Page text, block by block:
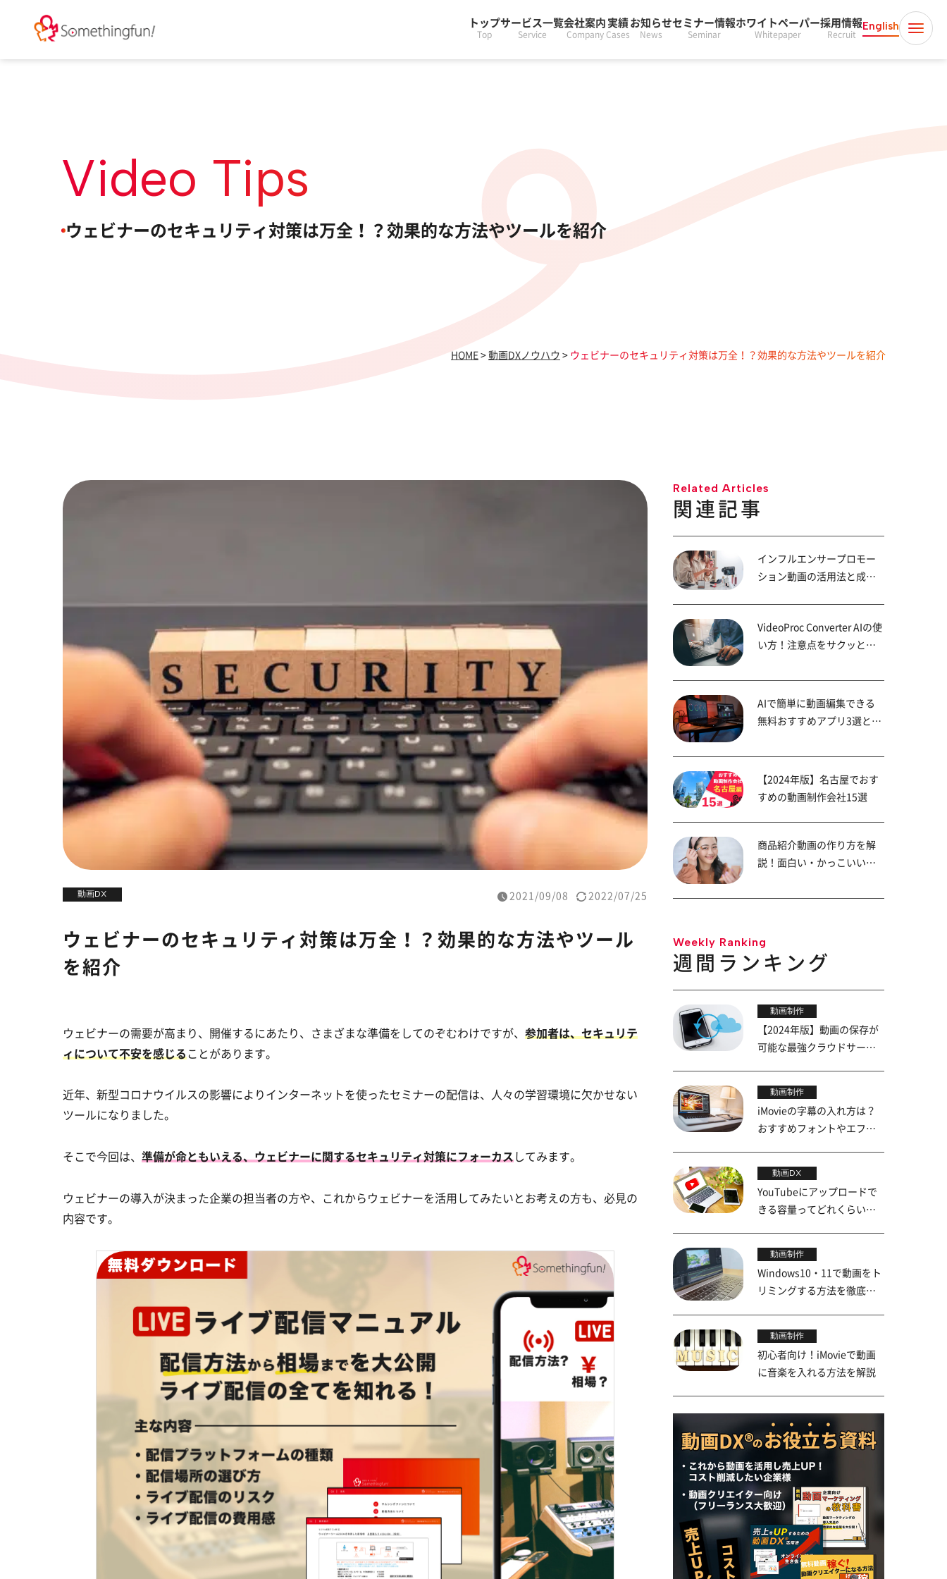
トップ
Top
サービス一覧
Service
会社案内
Company
実績
Cases
お知らせ
News
セミナー情報
Seminar
ホワイトペーパー
Whitepaper
採用情報
Recruit
English
Video Tips
ウェビナーのセキュリティ対策は万全！？効果的な方法やツールを紹介
HOME > 動画DXノウハウ > ウェビナーのセキュリティ対策は万全！？効果的な方法やツールを紹介
動画DX 2021/09/08 2022/07/25
ウェビナーのセキュリティ対策は万全！？効果的な方法やツール
を紹介
ウェビナーの需要が高まり、開催するにあたり、さまざまな準備をしてのぞむわけですが、 参加者は、セキュリテ
ィについて不安を感じることがあります。
近年、新型コロナウイルスの影響によりインターネットを使ったセミナーの配信は、人々の学習環境に欠かせない
ツールになりました。
そこで今回は、 準備が命ともいえる、ウェビナーに関するセキュリティ対策にフォーカスしてみます。
ウェビナーの導入が決まった企業の担当者の方や、これからウェビナーを活用してみたいとお考えの方も、必見の
内容です。
Related Articles
関連記事
インフルエンサープロモー
ション動画の活用法と成功
VideoProc Converter AIの使
い方！注意点をサクッと解
AIで簡単に動画編集できる
無料おすすめアプリ3選と始
【2024年版】名古屋でおす
すめの動画制作会社15選
商品紹介動画の作り方を解
説！面白い・かっこいい事
Weekly Ranking
週間ランキング
動画制作
【2024年版】動画の保存が
可能な最強クラウドサービ
動画制作
iMovieの字幕の入れ方は？
おすすめフォントやエフェ
動画DX
YouTubeにアップロードで
きる容量ってどれくらい？
動画制作
Windows10・11で動画をト
リミングする方法を徹底解
動画制作
初心者向け！iMovieで動画
に音楽を入れる方法を解説